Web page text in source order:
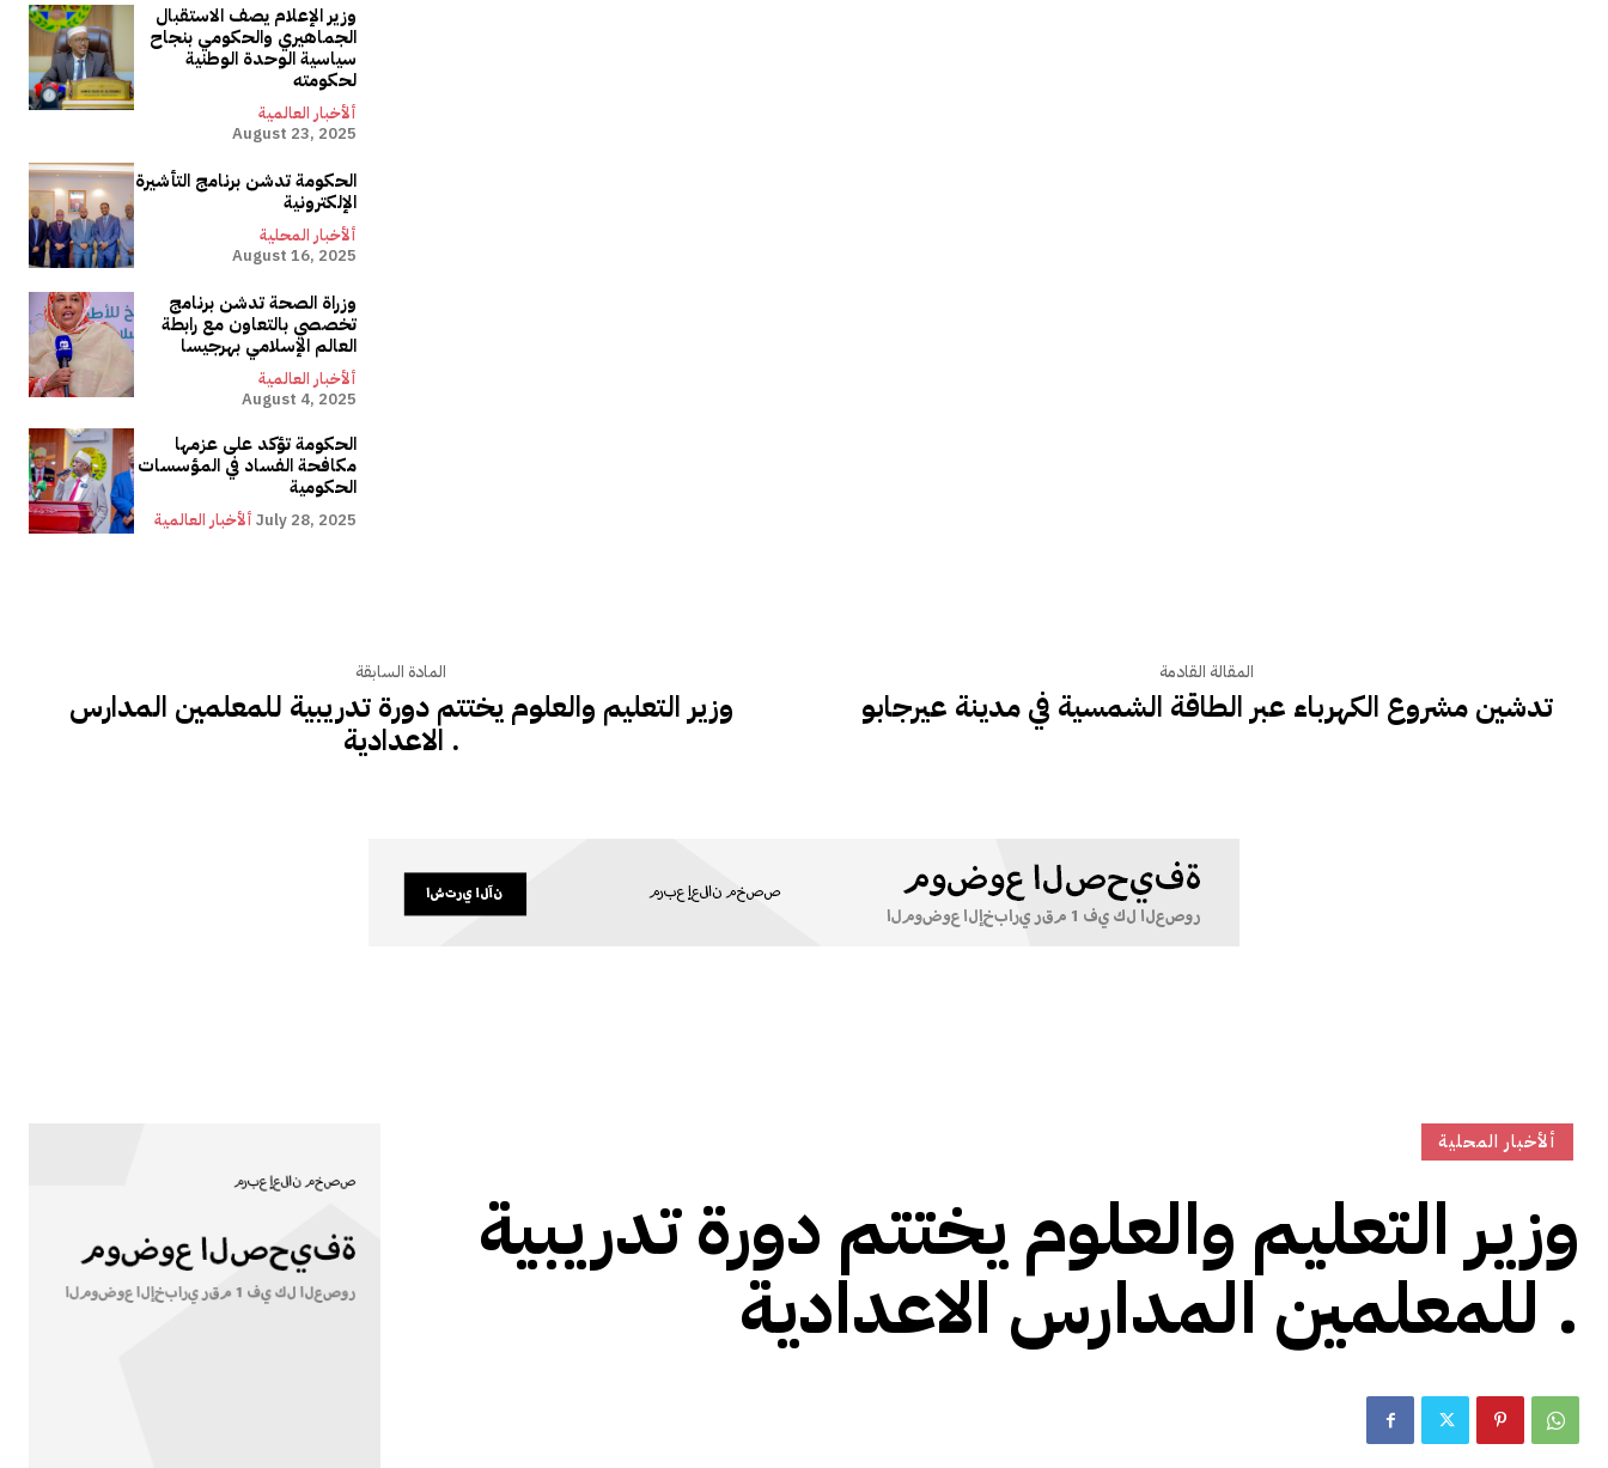
وزير الإعلام يصف الاستقبال
الجماهيري والحكومي بنجاح
سياسية الوحدة الوطنية
لحكومته
ألأخبار العالمية
August 23, 2025
الحكومة تدشن برنامج التأشيرة
الإلكترونية
ألأخبار المحلية
August 16, 2025
وزراة الصحة تدشن برنامج
تخصصي بالتعاون مع رابطة
العالم الإسلامي بهرجيسا
ألأخبار العالمية
August 4, 2025
الحكومة تؤكد على عزمها
مكافحة الفساد في المؤسسات
الحكومية
ألأخبار العالمية July 28, 2025
المادة السابقة
وزير التعليم والعلوم يختتم دورة تدريبية للمعلمين المدارس
الاعدادية .
المقالة القادمة
تدشين مشروع الكهرباء عبر الطاقة الشمسية في مدينة عيرجابو